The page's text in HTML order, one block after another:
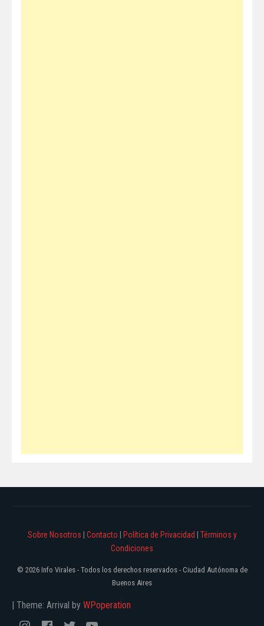
Sobre Nosotros Contacto Política de Privacidad
Términos y
Condiciones
© 2026 Info Virales - Todos los derechos reservados - Ciudad Autónoma de
Buenos Aires
| Theme: Arrival by WPoperation